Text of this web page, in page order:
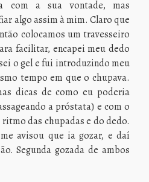
com a sua vontade, mas
algo assim à mim. Claro que
colocamos um travesseiro
facilitar, encapei meu dedo
o gel e fui introduzindo meu
tempo em que o chupava.
dicas de como eu poderia
a próstata) e com o
das chupadas e do dedo.
avisou que ia gozar, e daí
Segunda gozada de ambos